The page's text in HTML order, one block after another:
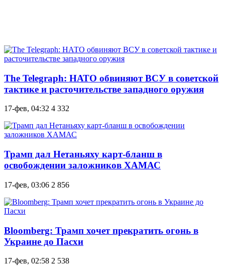
The Telegraph: НАТО обвиняют ВСУ в советской
тактике и расточительстве западного оружия
17-фев, 04:32 4 332
Трамп дал Нетаньяху карт-бланш в
освобождении заложников ХАМАС
17-фев, 03:06 2 856
Bloomberg: Трамп хочет прекратить огонь в
Украине до Пасхи
17-фев, 02:58 2 538